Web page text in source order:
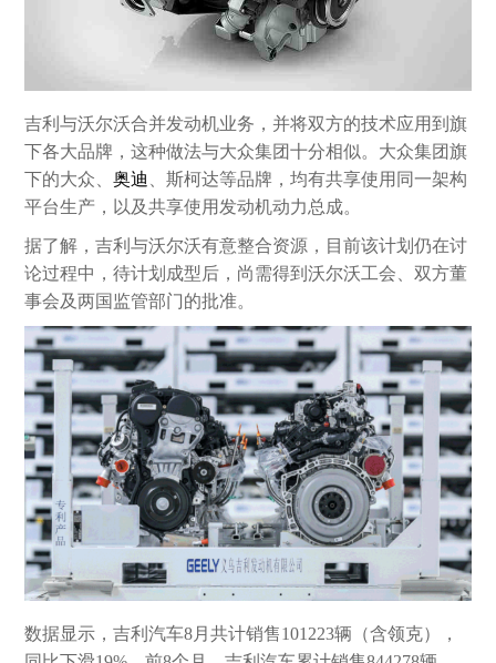
吉利与沃尔沃合并发动机业务，并将双方的技术应用到旗
下各大品牌，这种做法与大众集团十分相似。大众集团旗
下的大众、奥迪
、斯柯达等品牌，均有共享使用同一架构
平台生产，以及共享使用发动机动力总成。
据了解，吉利与沃尔沃有意整合资源，目前该计划仍在讨
论过程中，待计划成型后，尚需得到沃尔沃工会、双方董
事会及两国监管部门的批准。
数据显示，吉利汽车8月共计销售101223辆（含领克），